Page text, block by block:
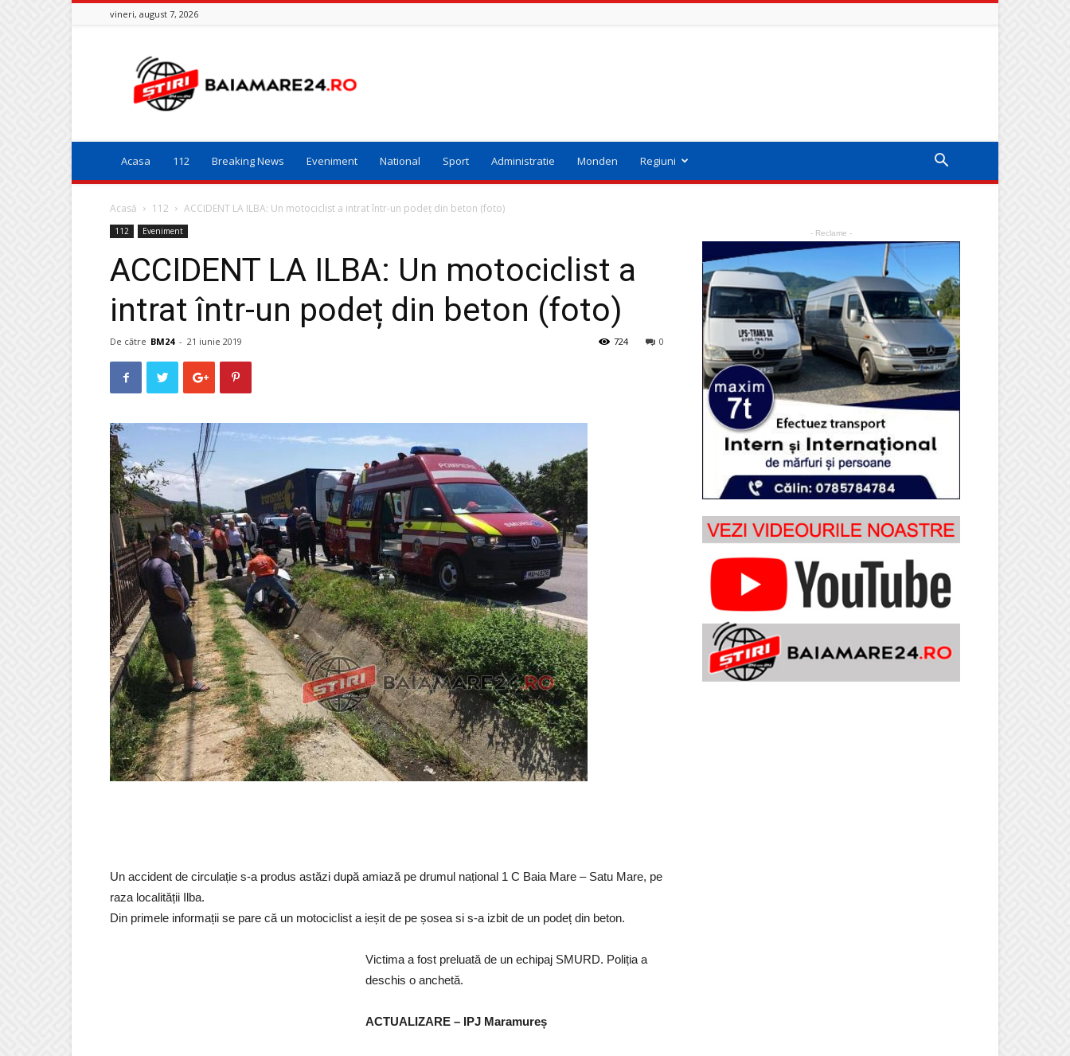
vineri, august 7, 2026
Baia
Mare
24
Acasa 112 Breaking News Eveniment National Sport Administratie Monden Regiuni
Acasă 112 ACCIDENT LA ILBA: Un motociclist a intrat într-un podeț din beton (foto)
112 Eveniment
ACCIDENT LA ILBA: Un motociclist a
intrat într-un podeț din beton (foto)
De către BM24 - 21 iunie 2019 0
724
Un accident de circulație s-a produs astăzi după amiază pe drumul național 1 C Baia Mare – Satu Mare, pe
raza localității Ilba.
Din primele informații se pare că un motociclist a ieșit de pe șosea si s-a izbit de un podeț din beton.
Victima a fost preluată de un echipaj SMURD. Poliția a
deschis o anchetă.
ACTUALIZARE – IPJ Maramureș
- Reclame -